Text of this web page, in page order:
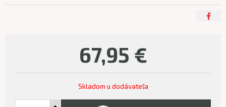
67,95 €
Skladom u dodávateľa